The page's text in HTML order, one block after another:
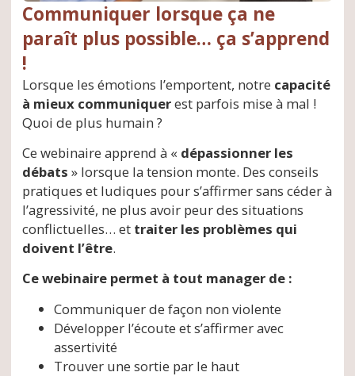
Communiquer lorsque ça ne
paraît plus possible… ça s’apprend
!
Lorsque les émotions l’emportent, notre capacité
à mieux communiquerest parfois mise à mal !
Quoi de plus humain ?
Ce webinaire apprend à « dépassionner les
débats » lorsque la tension monte. Des conseils
pratiques et ludiques pour s’affirmer sans céder à
l’agressivité, ne plus avoir peur des situations
conflictuelles… et traiter les problèmes qui
doivent l’être.
Ce webinaire permet à tout manager de :
Communiquer de façon non violente
Développer l’écoute et s’affirmer avec
assertivité
Trouver une sortie par le haut